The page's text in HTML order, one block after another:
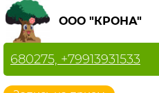
ООО "КРОНА"
680275, +79913931533